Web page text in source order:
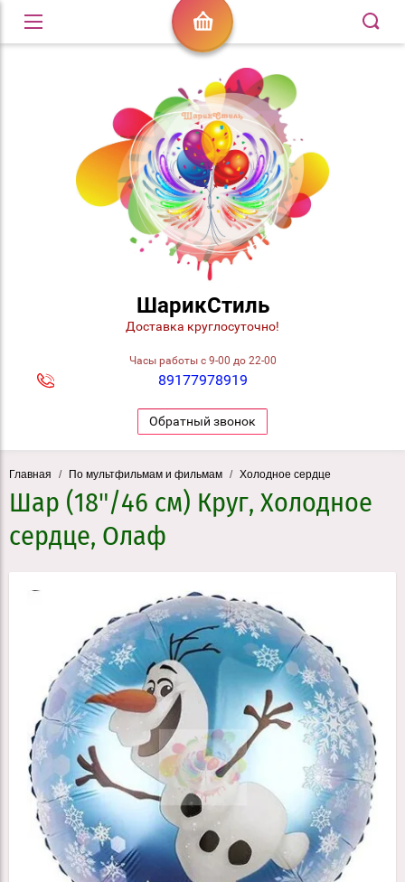
ШарикСтиль
Доставка круглосуточно!
Часы работы с 9-00 до 22-00
89177978919
Обратный звонок
Главная / По мультфильмам и фильмам / Холодное сердце
Шар (18"/46 см) Круг, Холодное
сердце, Олаф